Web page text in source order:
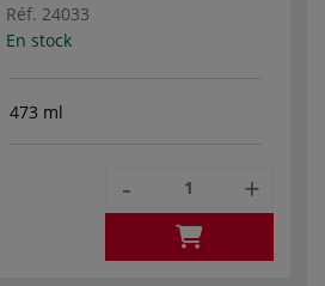
Réf. 24033
En stock
473 ml
- +